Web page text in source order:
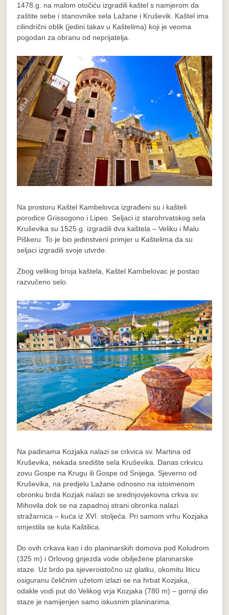
1478.g. na malom otočiću izgradili kaštel s namjerom da
zaštite sebe i stanovnike sela Lažane i Kruševik. Kaštel ima
cilindrični oblik (jedini takav u Kaštelima) koji je veoma
pogodan za obranu od neprijatelja.
Na prostoru Kaštel Kambelovca izgrađeni su i kašteli
porodice Grissogono i Lipeo. Seljaci iz starohrvatskog sela
Kruševika su 1525.g. izgradili dva kaštela – Veliku i Malu
Piškeru. To je bio jedinstveni primjer u Kaštelima da su
seljaci izgradili svoje utvrde.
Zbog velikog broja kaštela, Kaštel Kambelovac je postao
razvučeno selo.
Na padinama Kozjaka nalazi se crkvica sv. Martina od
Kruševika, nekada središte sela Kruševika. Danas crkvicu
zovu Gospe na Krugu ili Gospe od Snijega. Sjeverno od
Kruševika, na predjelu Lažane odnosno na istoimenom
obronku brda Kozjak nalazi se srednjovjekovna crkva sv.
Mihovila dok se na zapadnoj strani obronka nalazi
stražarnica – kuća iz XVI. stoljeća. Pri samom vrhu Kozjaka
smjestila se kula Kaštilica.
Do ovih crkava kao i do planinarskih domova pod Koludrom
(325 m) i Orlovog gnjezda vode obilježene planinarske
staze. Uz brdo pa sjeveroistočno uz glatku, okomitu liticu
osiguranu čeličnim užetom izlazi se na hrbat Kozjaka,
odakle vodi put do Velikog vrja Kozjaka (780 m) – gornji dio
staze je namijenjen samo iskusnim planinarima.